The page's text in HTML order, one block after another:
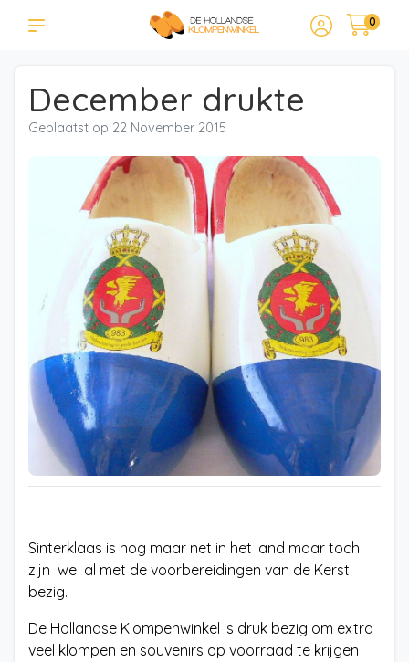
0
December drukte
Geplaatst op 22 November 2015
Sinterklaas is nog maar net in het land maar toch
zijn we al met de voorbereidingen van de Kerst
bezig.
De Hollandse Klompenwinkel is druk bezig om extra
veel klompen en souvenirs op voorraad te krijgen